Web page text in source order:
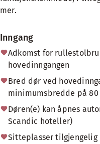
mer.
Inngang
Adkomst for
hovedinngangen
Bred dør ved
minimumsbredde på 80
Døren(e) kan åpnes
Scandic hoteller)
Sitteplasser